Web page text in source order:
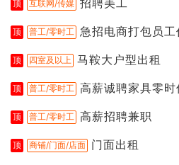
顶 互联网/传媒 招聘美工
顶 普工/零时工 急招电商打包员工
顶 四室及以上 马鞍大户型出租
顶 普工/零时工 高薪诚聘家具零时
顶 普工/零时工 高薪招聘兼职
顶 商铺/门面/店面 门面出租